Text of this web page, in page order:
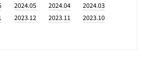
2024.05 2024.04
2024.03
2023.12 2023.11
2023.10